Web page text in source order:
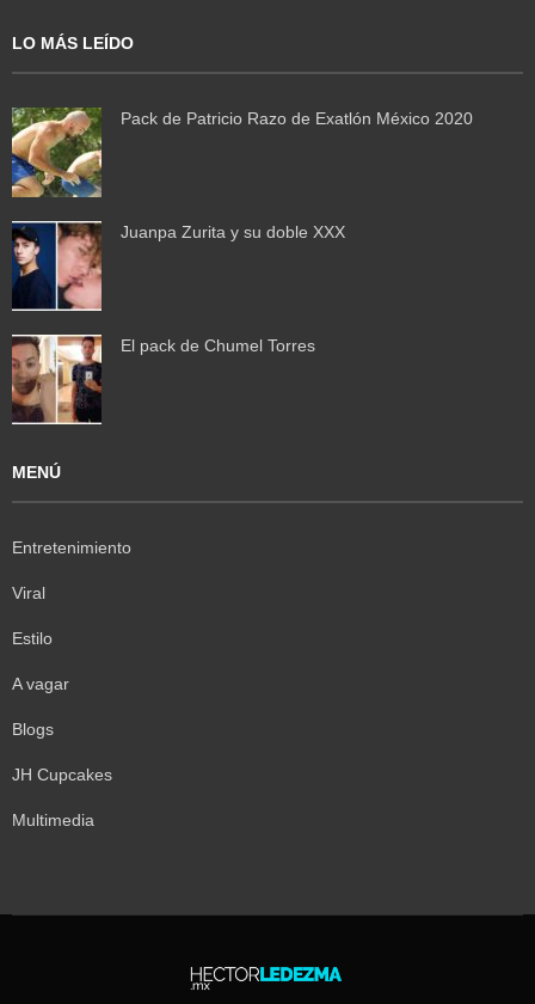
LO MÁS LEÍDO
Pack de Patricio Razo de Exatlón México 2020
Juanpa Zurita y su doble XXX
El pack de Chumel Torres
MENÚ
Entretenimiento
Viral
Estilo
A vagar
Blogs
JH Cupcakes
Multimedia